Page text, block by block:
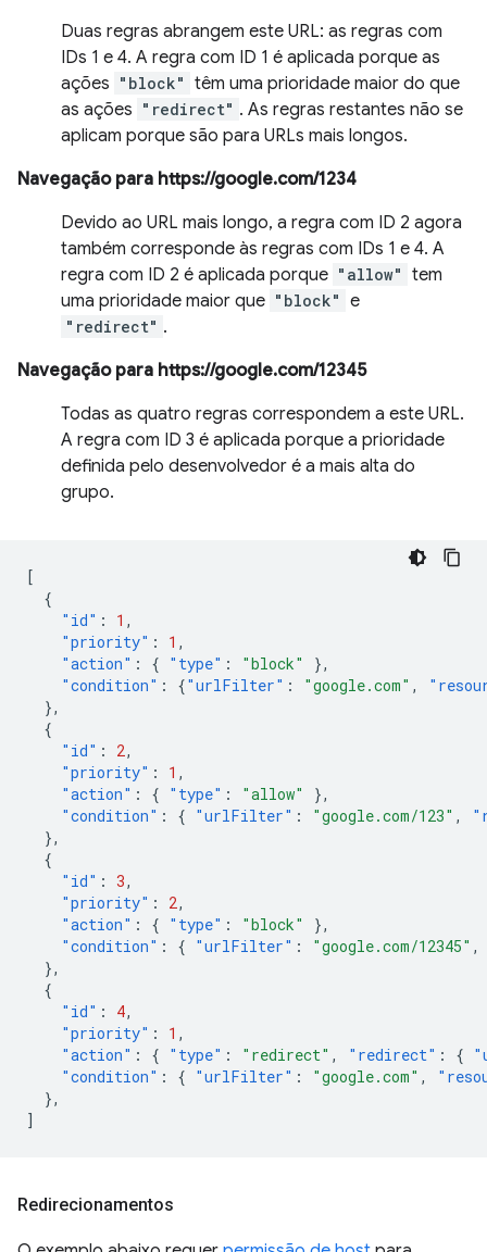
Duas regras abrangem este URL: as regras com
IDs 1 e 4. A regra com ID 1 é aplicada porque as
ações "block" têm uma prioridade maior do que
as ações "redirect" . As regras restantes não se
aplicam porque são para URLs mais longos.
Navegação para https://google.com/1234
Devido ao URL mais longo, a regra com ID 2 agora
também corresponde às regras com IDs 1 e 4. A
regra com ID 2 é aplicada porque "allow" tem
uma prioridade maior que "block" e
"redirect" .
Navegação para https://google.com/12345
Todas as quatro regras correspondem a este URL.
A regra com ID 3 é aplicada porque a prioridade
definida pelo desenvolvedor é a mais alta do
grupo.
[
{
"id" : 1 ,
"priority" : 1 ,
"action" : { "type" : "block"
},
"condition" : {"urlFilter" : "google.com" ,
},
{
"id" : 2,
"priority" : 1 ,
"action" : { "type" : "allow"
},
"condition" : { "urlFilter" : "google.com/123" ,
},
{
"id" : 3,
"priority" : 2,
"action" : { "type" : "block"
},
"condition" : { "urlFilter" : "google.com/12345" ,
},
{
"id" : 4,
"priority" : 1 ,
"action" : { "type" : "redirect" , "redirect" : {
"condition" : { "urlFilter" : "google.com" ,
},
]
Redirecionamentos